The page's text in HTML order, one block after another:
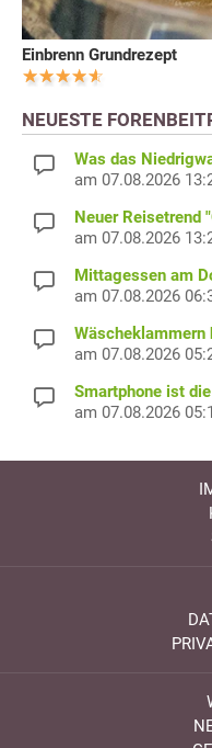
Einbrenn Grundrezept
NEUESTE
Was das
am 07.08.2026
Neuer Reisetrend
am 07.08.2026
Mittagessen am
am 07.08.2026
Wäscheklammern
am 07.08.2026
Smartphone ist
am 07.08.2026